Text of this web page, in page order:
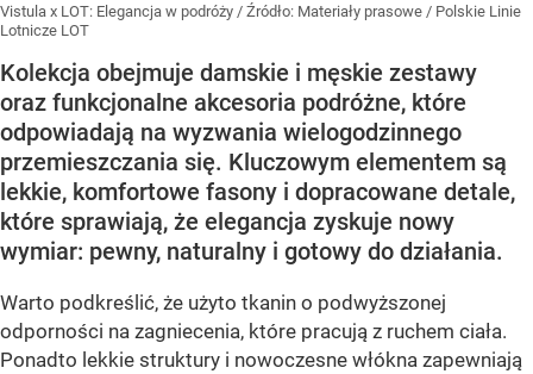
Vistula x LOT: Elegancja w podróży / Źródło: Materiały prasowe / Polskie Linie
Lotnicze LOT
Kolekcja obejmuje damskie i męskie zestawy
oraz funkcjonalne akcesoria podróżne, które
odpowiadają na wyzwania wielogodzinnego
przemieszczania się. Kluczowym elementem są
lekkie, komfortowe fasony i dopracowane detale,
które sprawiają, że elegancja zyskuje nowy
wymiar: pewny, naturalny i gotowy do działania.
Warto podkreślić, że użyto tkanin o podwyższonej
odporności na zagniecenia, które pracują z ruchem ciała.
Ponadto lekkie struktury i nowoczesne włókna zapewniają